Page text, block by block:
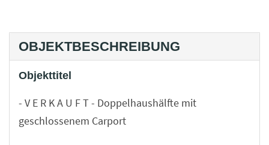
OBJEKTBESCHREIBUNG
Objekttitel
- V E R K A U F T - Doppelhaushälfte mit
geschlossenem Carport